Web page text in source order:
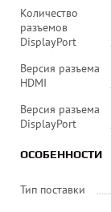
Количество
разъемов
DisplayPort
Версия разъема
HDMI
Версия разъема
DisplayPort
ОСОБЕННОСТИ
Тип поставки